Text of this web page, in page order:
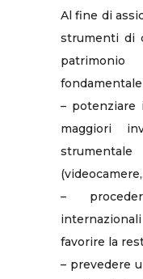
Al fine di
strumenti di
– potenziare
maggiori
–
favorire la
– prevedere